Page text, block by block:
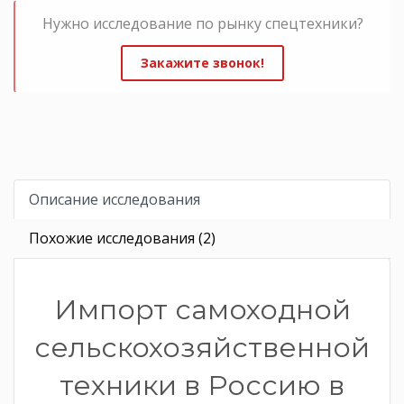
Нужно исследование по рынку спецтехники?
Закажите звонок!
Описание исследования
Похожие исследования (2)
Импорт самоходной
сельскохозяйственной
техники в Россию в